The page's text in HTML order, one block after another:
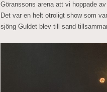
Göranssons arena att vi hoppade
Det var en helt otroligt show som
sjöng Guldet blev till sand